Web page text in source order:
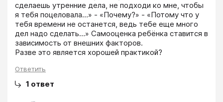
сделаешь утренние дела, не подходи ко мне, чтобы
я тебя поцеловала…» - «Почему?» - «Потому что у
тебя времени не останется, ведь тебе еще много
дел надо сделать…» Самооценка ребёнка ставится в
зависимость от внешних факторов.
Разве это является хорошей практикой?
Ответить
1 ответ